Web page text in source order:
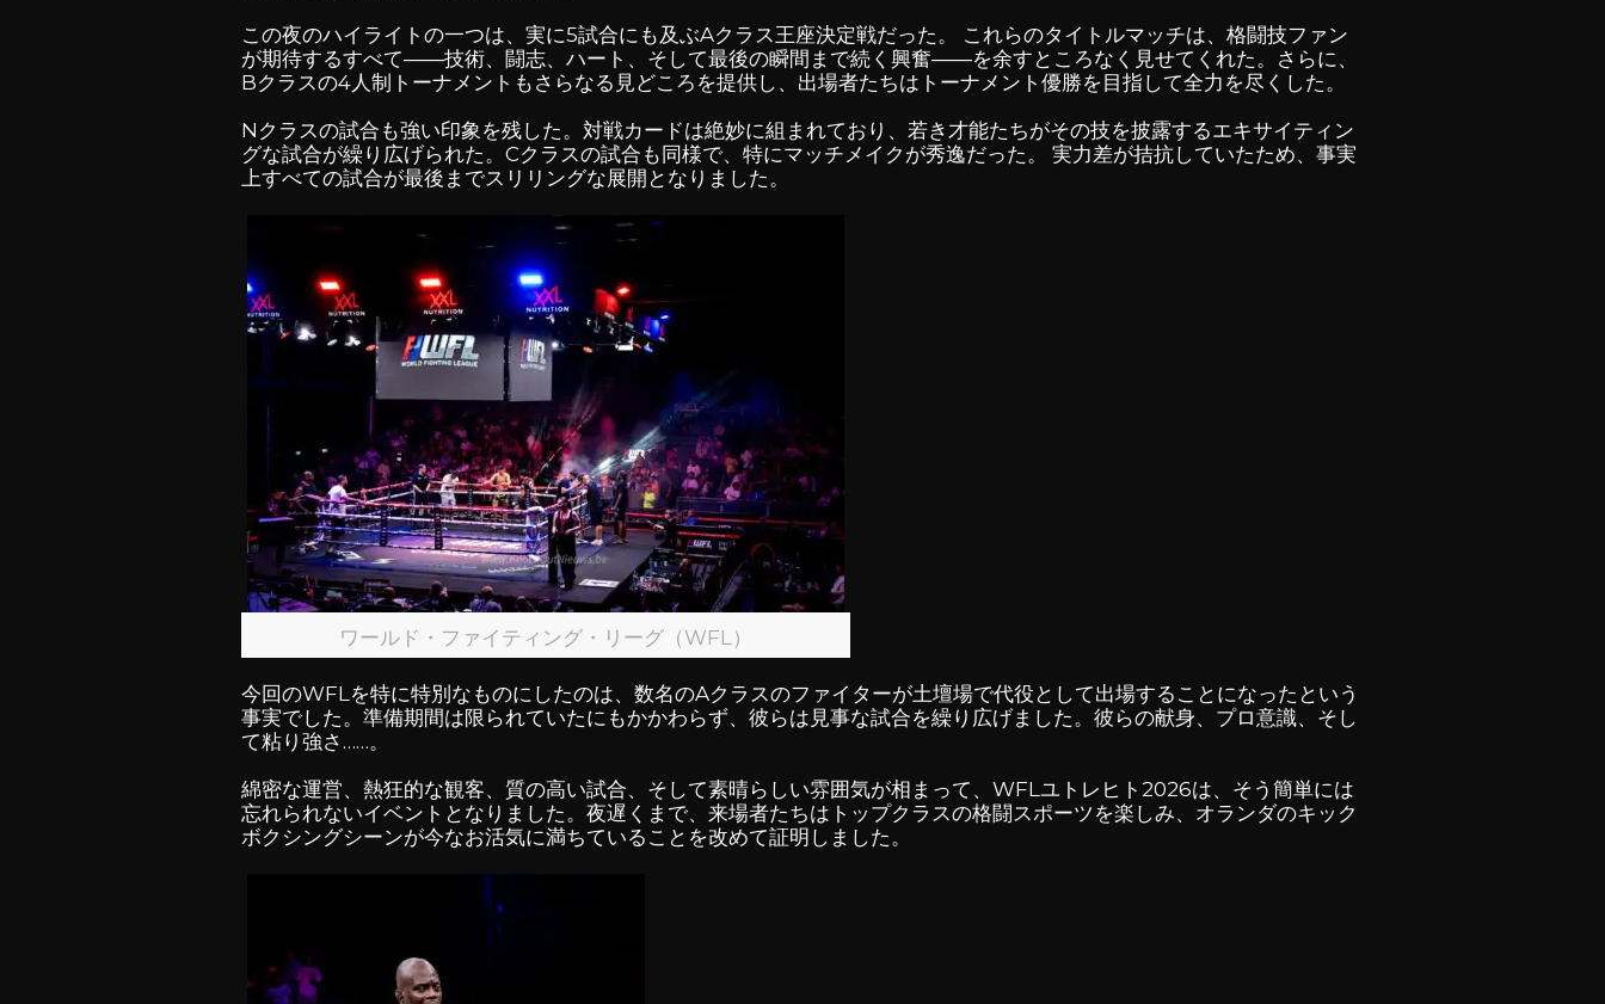
この夜のハイライトの一つは、実に5試合にも及ぶAクラス王座決定戦だった。 これらのタイトルマッチは、格闘技ファン
が期待するすべて――技術、闘志、ハート、そして最後の瞬間まで続く興奮――を余すところなく見せてくれた。さらに、
Bクラスの4人制トーナメントもさらなる見どころを提供し、出場者たちはトーナメント優勝を目指して全力を尽くした。
Nクラスの試合も強い印象を残した。対戦カードは絶妙に組まれており、若き才能たちがその技を披露するエキサイティン
グな試合が繰り広げられた。Cクラスの試合も同様で、特にマッチメイクが秀逸だった。 実力差が拮抗していたため、事実
上すべての試合が最後までスリリングな展開となりました。
ワールド・ファイティング・リーグ（WFL）
今回のWFLを特に特別なものにしたのは、数名のAクラスのファイターが土壇場で代役として出場することになったという
事実でした。準備期間は限られていたにもかかわらず、彼らは見事な試合を繰り広げました。彼らの献身、プロ意識、そし
て粘り強さ……。
綿密な運営、熱狂的な観客、質の高い試合、そして素晴らしい雰囲気が相まって、WFLユトレヒト2026は、そう簡単には
忘れられないイベントとなりました。夜遅くまで、来場者たちはトップクラスの格闘スポーツを楽しみ、オランダのキック
ボクシングシーンが今なお活気に満ちていることを改めて証明しました。